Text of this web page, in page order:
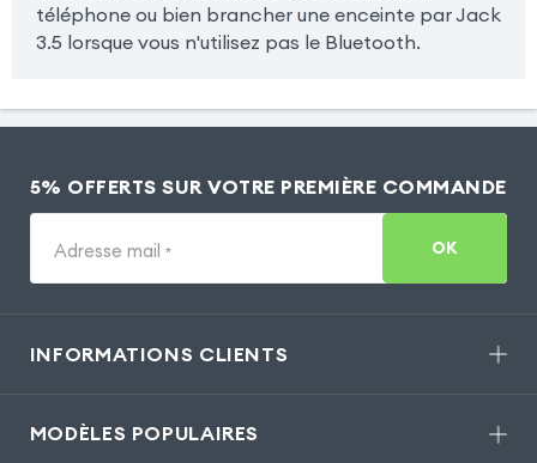
téléphone ou bien brancher une enceinte par Jack
3.5 lorsque vous n'utilisez pas le Bluetooth.
5% OFFERTS SUR VOTRE PREMIÈRE COMMANDE
Adresse mail * OK
INFORMATIONS CLIENTS
MODÈLES POPULAIRES